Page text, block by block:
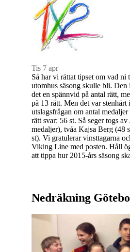
Tis 7 apr
Så har vi rättat tipset om vad ni
utomhus säsong skulle bli.
det en spännvid på antal rätt,
på 13 rätt. Men det var stenhårt
utslagsfrågan om antal
rätt svar: 56 st. Så seger togs
medaljer), tvåa Kajsa Berg (48
st). Vi gratulerar vinsttagarna
Viking Line med posten. Håll
att tippa hur 2015-års säsong
Nedräkning